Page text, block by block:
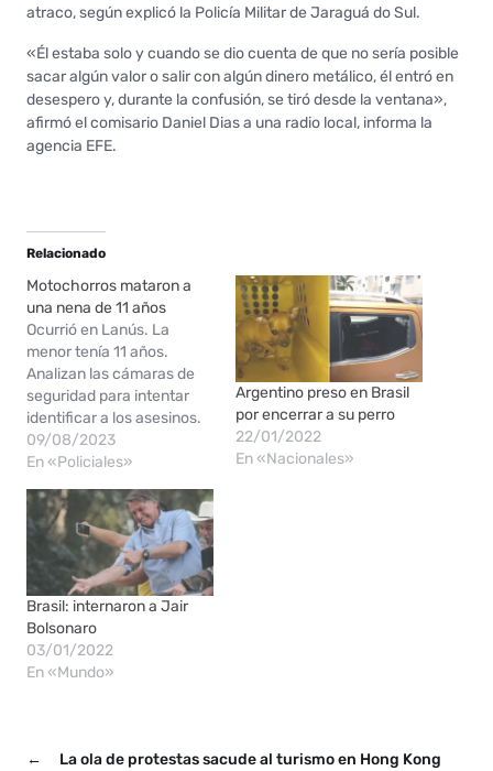
atraco, según explicó la Policía Militar de Jaraguá do Sul.
«Él estaba solo y cuando se dio cuenta de que no sería posible
sacar algún valor o salir con algún dinero metálico, él entró en
desespero y, durante la confusión, se tiró desde la ventana»,
afirmó el comisario Daniel Dias a una radio local, informa la
agencia EFE.
Relacionado
Motochorros mataron a
una nena de 11 años
Ocurrió en Lanús. La
menor tenía 11 años.
Analizan las cámaras de
seguridad para intentar
identificar a los asesinos.
Una niña de 11 años murió
hoy de un paro
de ser víctima de un asalto
cometido por motochorros
que la golpearon para
robarle sus pertenencias
cuando llegaba
caminando…
09/08/2023
En «Policiales»
Argentino preso en Brasil
por encerrar a su perro
22/01/2022
En «Nacionales»
Brasil: internaron a Jair
Bolsonaro
03/01/2022
En «Mundo»
←
La ola de protestas sacude al turismo en Hong Kong